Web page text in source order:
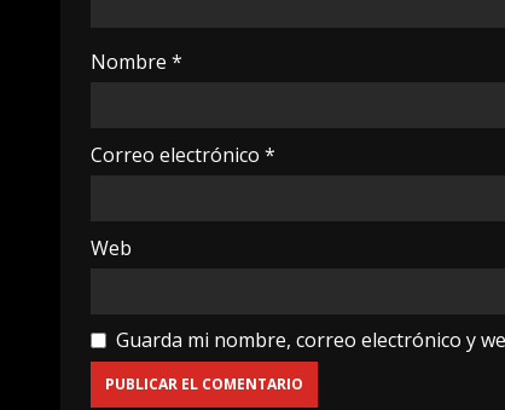
Nombre *
Correo electrónico *
Web
Guarda mi nombre, correo electrónico y